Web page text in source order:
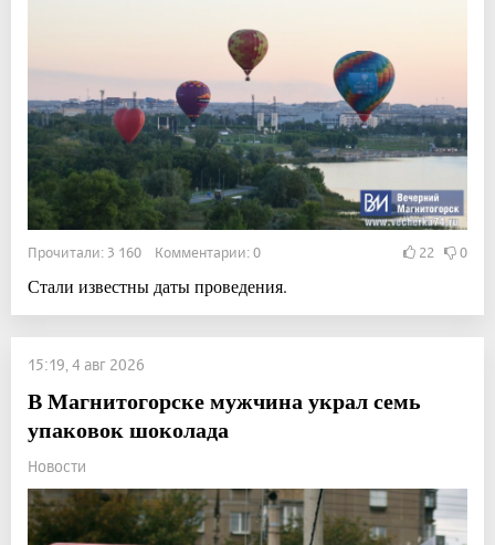
Прочитали: 3 160 Комментарии: 0 22 0
Стали известны даты проведения.
15:19, 4 авг 2026
В Магнитогорске мужчина украл семь
упаковок шоколада
Новости